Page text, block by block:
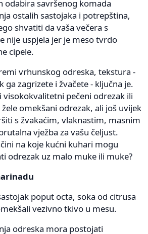
odabira savršenog komada
ostalih sastojaka i potrepština,
shvatiti da vaša večera s
nije uspjela jer je meso tvrdo
cipele.
vrhunskog odreska, tekstura -
ga zagrizete i žvačete - ključna je.
visokokvalitetni pečeni odrezak ili
omekšani odrezak, ali još uvijek
s žvakaćim, vlaknastim, masnim
vježba za vašu čeljust.
na koje kućni kuhari mogu
odrezak uz malo muke ili muke?
poput octa, soka od citrusa
vezivno tkivo u mesu.
odreska mora postojati